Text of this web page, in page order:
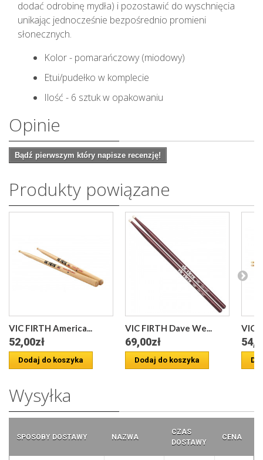
dodać odrobinę mydła) i pozostawić do wyschnięcia
unikając jednocześnie bezpośrednio promieni
słonecznych.
Kolor - pomarańczowy (miodowy)
Etui/pudełko w komplecie
Ilość - 6 sztuk w opakowaniu
Opinie
Bądź pierwszym który napisze recenzję!
Produkty powiązane
VIC FIRTH America...
52,00zł
Dodaj do koszyka
VIC FIRTH Dave We...
69,00zł
Dodaj do koszyka
VIC
Wysyłka
SPOSOBY DOSTAWY NAZWA
CZAS
DOSTAWY
CENA